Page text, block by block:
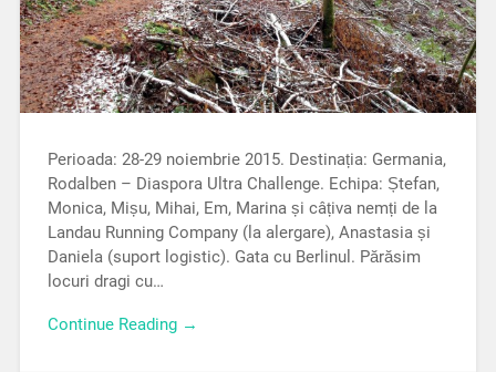
Perioada: 28-29 noiembrie 2015. Destinația: Germania,
Rodalben – Diaspora Ultra Challenge. Echipa: Ștefan,
Monica, Mișu, Mihai, Em, Marina și câțiva nemți de la
Landau Running Company (la alergare), Anastasia și
Daniela (suport logistic). Gata cu Berlinul. Părăsim
locuri dragi cu…
Continue Reading →